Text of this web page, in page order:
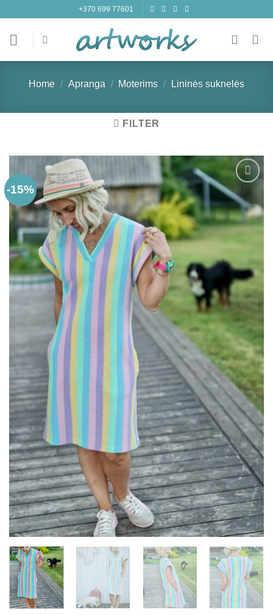
content
+370 699 77601
Home / Apranga / Moterims / Lininės suknelės
FILTER
-15%